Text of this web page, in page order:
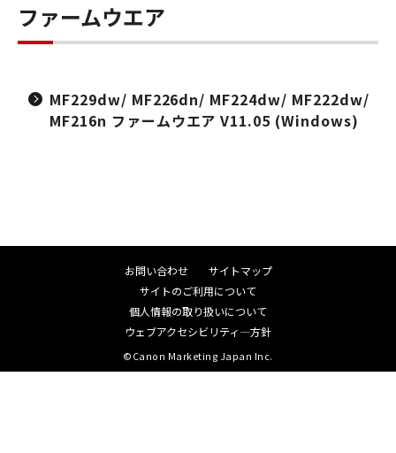
ファームウエア
MF229dw/ MF226dn/ MF224dw/ MF222dw/
MF216n ファームウエア V11.05 (Windows)
お問い合わせ
サイトマップ
サイトのご利用について
個人情報の取り扱いについて
ウェブアクセシビリティ―方針
©Canon Marketing Japan Inc.